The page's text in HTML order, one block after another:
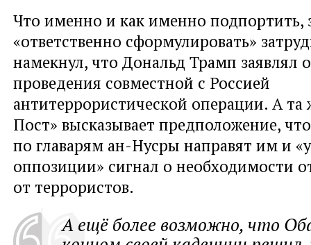
Что именно и как именно подпортить,
«ответственно сформулировать»
намекнул, что Дональд Трамп заявлял
проведения совместной с Россией
антитеррористической операции. А
Пост» высказывает предположение,
по главарям ан-Нусры направят им и
оппозиции» сигнал о необходимости
от террористов.
А ещё более возможно, что